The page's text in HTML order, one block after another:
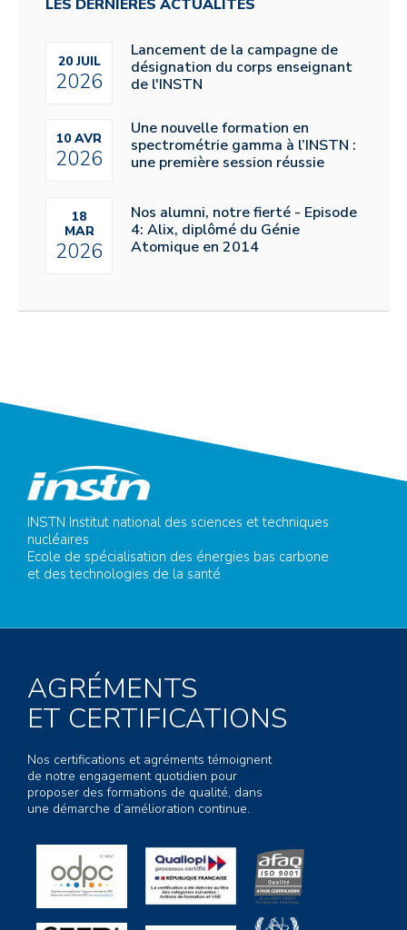
LES DERNIÈRES ACTUALITÉS
20 JUIL
2026
Lancement de la campagne de
désignation du corps enseignant
de l'INSTN
10 AVR
2026
Une nouvelle formation en
spectrométrie gamma à l’INSTN :
une première session réussie
18
MAR
2026
Nos alumni, notre fierté - Episode
4: Alix, diplômé du Génie
Atomique en 2014
INSTN Institut national des sciences et techniques
nucléaires
Ecole de spécialisation des énergies bas carbone
et des technologies de la santé
AGRÉMENTS
ET CERTIFICATIONS
Nos certifications et agréments témoignent
de notre engagement quotidien pour
proposer des formations de qualité, dans
une démarche d’amélioration continue.